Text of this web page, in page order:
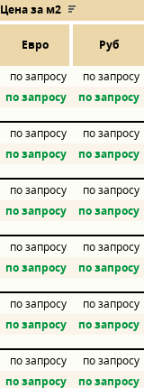
Цена за м2
Евро Руб
по запросу
по запросу
по запросу по запросу
по запросу
по запросу
по запросу по запросу
по запросу
по запросу
по запросу по запросу
по запросу
по запросу
по запросу по запросу
по запросу
по запросу
по запросу по запросу
по запросу
по запросу
по запросу по запросу